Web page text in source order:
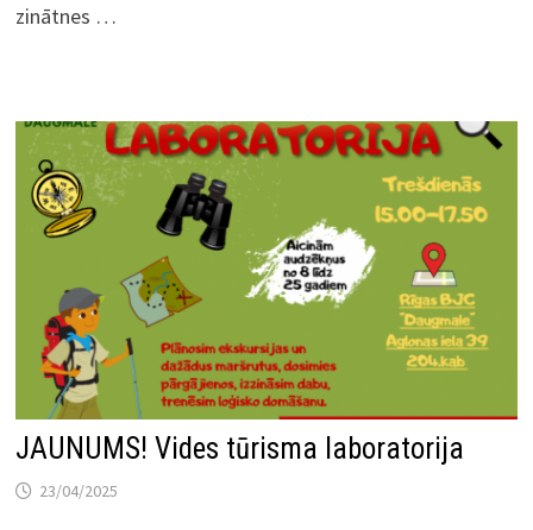
zinātnes …
JAUNUMS! Vides tūrisma laboratorija
23/04/2025